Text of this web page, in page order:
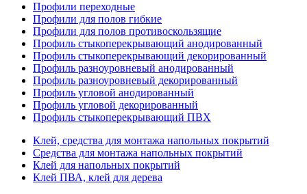
Профили переходные
Профили для полов гибкие
Профили для полов противоскользящие
Профиль стыкоперекрывающий анодированный
Профиль стыкоперекрывающий декорированный
Профиль разноуровневый анодированный
Профиль разноуровневый декорированный
Профиль угловой анодированный
Профиль угловой декорированный
Профиль стыкоперекрывающий ПВХ
Клей, средства для монтажа напольных покрытий
Средства для монтажа напольных покрытий
Клей для напольных покрытий
Клей ПВА, клей для дерева